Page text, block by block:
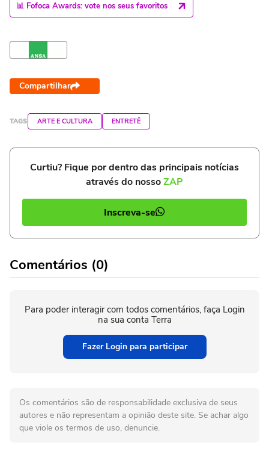
📊 Fofoca Awards: vote nos seus favoritos
Compartilhar
TAGS ARTE E CULTURA ENTRETÊ
Curtiu? Fique por dentro das principais notícias
através do nossoZAP
Inscreva-se
Comentários (0)
Para poder interagir com todos comentários, faça Login
na sua conta Terra
Fazer Login para participar
Os comentários são de responsabilidade exclusiva de seus
autores e não representam a opinião deste site. Se achar algo
que viole os termos de uso, denuncie.